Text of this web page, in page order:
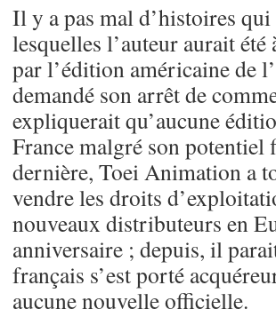
Il y a pas mal d’histoires
lesquelles l’auteur aurait
par l’édition américaine de
demandé son arrêt de
expliquerait qu’aucune
France malgré son potentiel
dernière, Toei Animation a
vendre les droits
nouveaux distributeurs en
anniversaire ; depuis, il
français s’est porté
aucune nouvelle officielle.